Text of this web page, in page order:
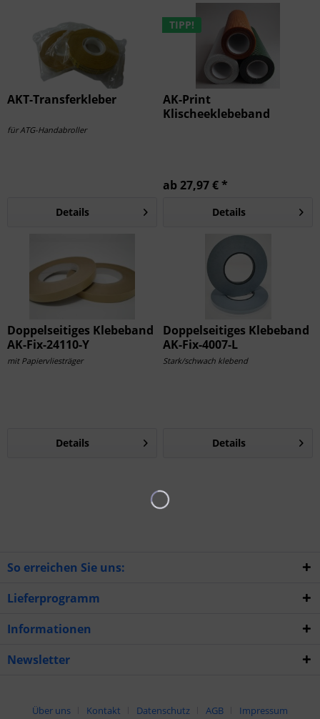
AKT-Transferkleber
für ATG-Handabroller
Details
TIPP!
AK-Print
Klischeeklebeband
ab 27,97 € *
Details
Doppelseitiges Klebeband
AK-Fix-24110-Y
mit Papiervliesträger
Details
Doppelseitiges Klebeband
AK-Fix-4007-L
Stark/schwach klebend
Details
So erreichen Sie uns:
Lieferprogramm
Informationen
Newsletter
Über uns Kontakt Datenschutz AGB Impressum